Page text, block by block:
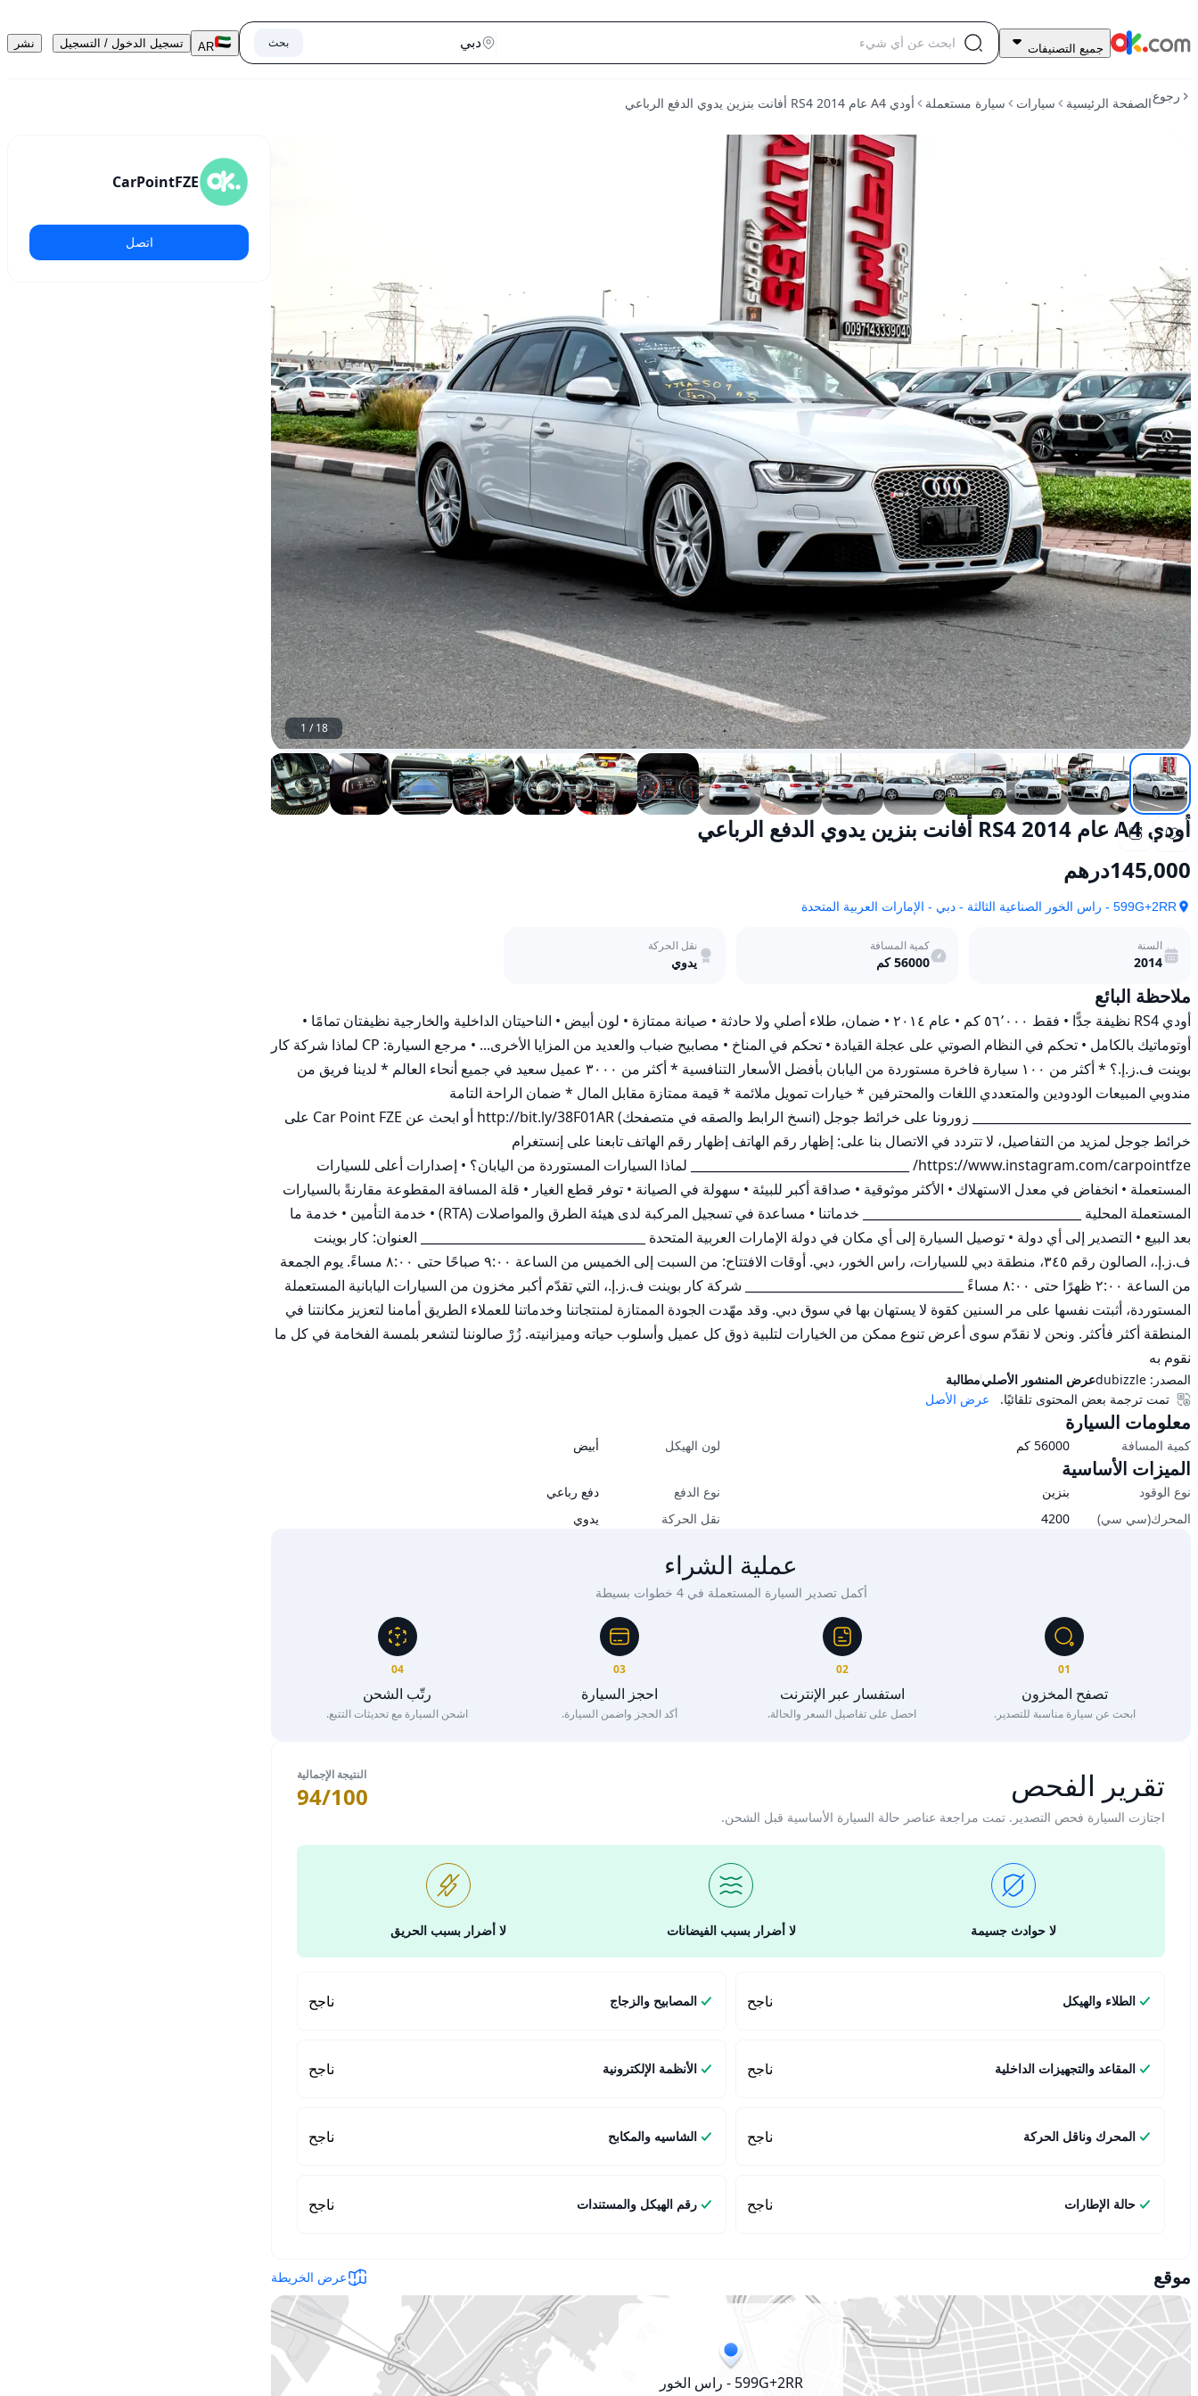
145,000
أودي
الرباعي
مستعمل
جميع التصنيفات بحث AR تسجيل الدخول / التسجيل نشر
رجوعالصفحة الرئيسية سيارات سيارة مستعملة أودي A4 عام 2014 RS4 أفانت بنزين يدوي الدفع الرباعي
1 /18
أودي A4 عام 2014 RS4 أفانت بنزين يدوي الدفع الرباعي
145,000درهم
599G+2RR - راس الخور الصناعية الثالثة - دبي - الإمارات العربية المتحدة
السنة
2014
كمية المسافة
56000كم
نقل الحركة
يدوي
ملاحظة البائع
نقوم به
المصدر: dubizzleعرض المنشور الأصليمطالبة
عرض الأصل
تمت ترجمة بعض المحتوى تلقائيًا.
معلومات السيارة
كمية المسافة 56000 كم لون الهيكل أبيض
الميزات الأساسية
نوع الوقود بنزين نوع الدفع
دفع رباعي
المحرك(سي سي)
4200 نقل الحركة يدوي
عملية الشراء
أكمل تصدير السيارة المستعملة في 4 خطوات بسيطة
01
تصفح المخزون
ابحث عن سيارة مناسبة للتصدير.
02
استفسار عبر الإنترنت
احصل على تفاصيل السعر والحالة.
03
احجز السيارة
أكد الحجز واضمن السيارة.
04
رتّب الشحن
اشحن السيارة مع تحديثات التتبع.
تقرير الفحص
اجتازت السيارة فحص التصدير. تمت مراجعة عناصر حالة السيارة الأساسية قبل الشحن.
النتيجة الإجمالية
94/100
لا حوادث جسيمة لا أضرار بسبب الفيضانات لا أضرار بسبب الحريق
الطلاء والهيكل ناجح المصابيح والزجاج ناجح
المقاعد والتجهيزات الداخلية ناجح الأنظمة الإلكترونية ناجح
المحرك وناقل الحركة ناجح الشاسيه والمكابح ناجح
حالة الإطارات ناجح رقم الهيكل والمستندات ناجح
موقع عرض الخريطة
599G+2RR - راس الخور
CarPointFZE
اتصل